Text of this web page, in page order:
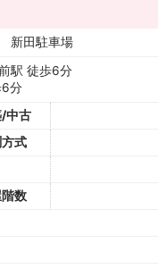
新田駐車場
駅 徒歩6分
6分
中古
式
数